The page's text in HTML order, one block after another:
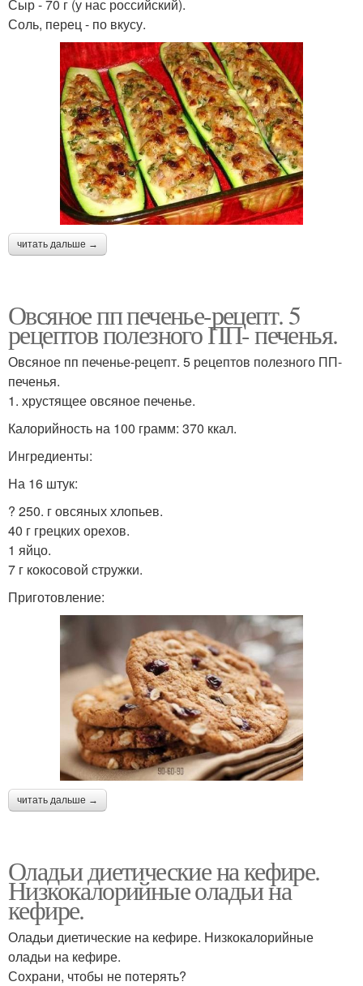
Сыр - 70 г (у нас российский).
Соль, перец - по вкусу.
читать дальше →
Овсяное пп печенье-рецепт. 5
рецептов полезного ПП- печенья.
Овсяное пп печенье-рецепт. 5 рецептов полезного ПП-
печенья.
1. хрустящее овсяное печенье.
Калорийность на 100 грамм: 370 ккал.
Ингредиенты:
На 16 штук:
? 250. г овсяных хлопьев.
40 г грецких орехов.
1 яйцо.
7 г кокосовой стружки.
Приготовление:
читать дальше →
Оладьи диетические на кефире.
Низкокалорийные оладьи на
кефире.
Оладьи диетические на кефире. Низкокалорийные
оладьи на кефире.
Сохрани, чтобы не потерять?